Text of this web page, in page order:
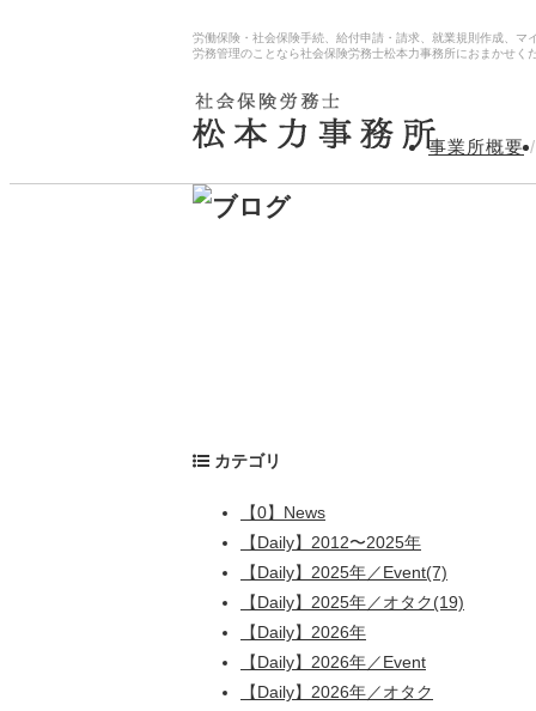
労働保険・社会保険手続、給付申請・請求、就業規則作成、マ
労務管理のことなら社会保険労務士松本力事務所におまかせく
事業所概要 /
カテゴリ
【0】News
【Daily】2012〜2025年
【Daily】2025年／Event(7)
【Daily】2025年／オタク(19)
【Daily】2026年
【Daily】2026年／Event
【Daily】2026年／オタク